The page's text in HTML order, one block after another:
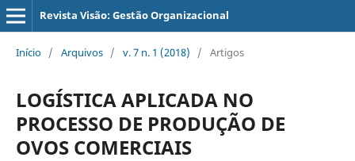
Revista Visão: Gestão Organizacional
Início / Arquivos / v. 7 n. 1 (2018) / Artigos
LOGÍSTICA APLICADA NO
PROCESSO DE PRODUÇÃO DE
OVOS COMERCIAIS